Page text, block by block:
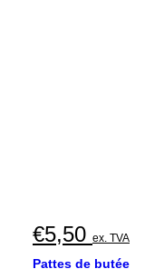
€5,50 ex. TVA
Pattes de butée